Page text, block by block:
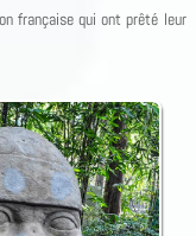
française qui ont prêté leur